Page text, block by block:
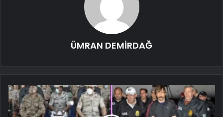
ÜMRAN DEMİRDAĞ